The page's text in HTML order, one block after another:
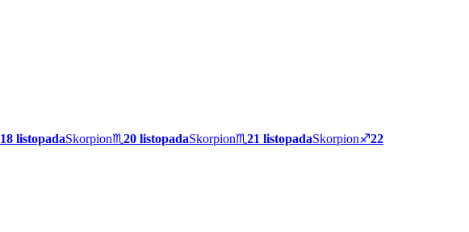
18 listopadaSkorpion♏20 listopadaSkorpion♏21 listopadaSkorpion♐22